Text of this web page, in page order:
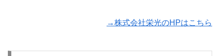
→株式会社栄光のHPはこちら